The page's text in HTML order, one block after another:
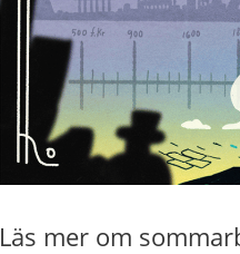
Läs mer om